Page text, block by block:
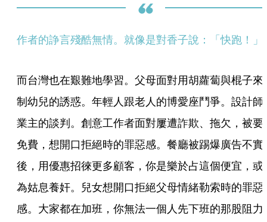
作者的諍言殘酷無情。就像是對香子說：「快跑！」
而台灣也在艱難地學習。父母面對用胡蘿蔔與棍子來
制幼兒的誘惑。年輕人跟老人的博愛座鬥爭。設計師
業主的談判。創意工作者面對屢遭詐欺、拖欠，被要
免費，想開口拒絕時的罪惡感。餐廳被踢爆廣告不實
後，用優惠招徠更多顧客，你是樂於占這個便宜，或
為姑息養奸。兒女想開口拒絕父母情緒勒索時的罪惡
感。大家都在加班，你無法一個人先下班的那股阻力